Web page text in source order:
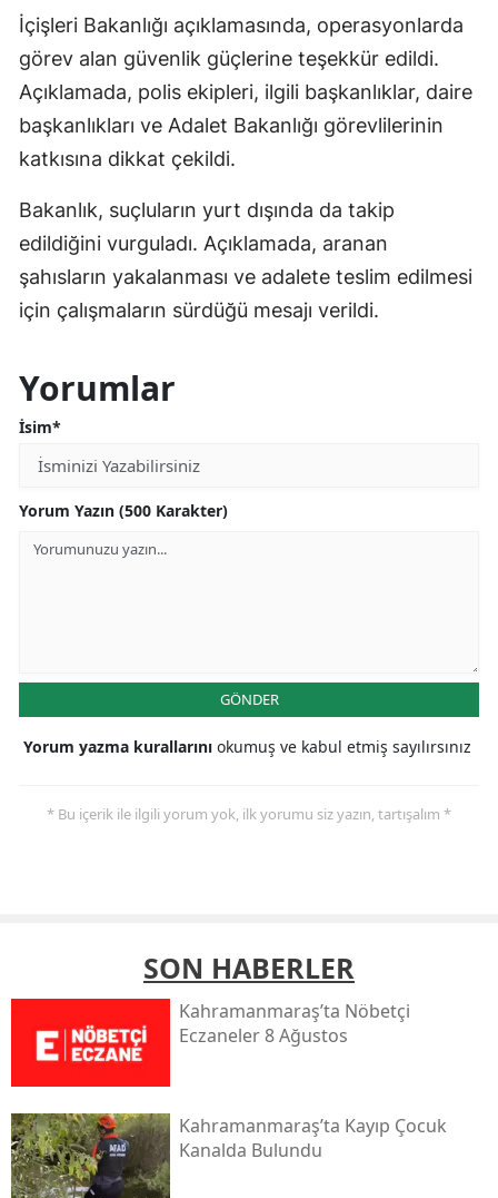
İçişleri Bakanlığı açıklamasında, operasyonlarda
görev alan güvenlik güçlerine teşekkür edildi.
Açıklamada, polis ekipleri, ilgili başkanlıklar, daire
başkanlıkları ve Adalet Bakanlığı görevlilerinin
katkısına dikkat çekildi.
Bakanlık, suçluların yurt dışında da takip
edildiğini vurguladı. Açıklamada, aranan
şahısların yakalanması ve adalete teslim edilmesi
için çalışmaların sürdüğü mesajı verildi.
Yorumlar
İsim*
Yorum Yazın (500 Karakter)
GÖNDER
Yorum yazma kurallarını okumuş ve kabul etmiş sayılırsınız
* Bu içerik ile ilgili yorum yok, ilk yorumu siz yazın, tartışalım *
SON HABERLER
Kahramanmaraş’ta Nöbetçi
Eczaneler 8 Ağustos
Kahramanmaraş’ta Kayıp Çocuk
Kanalda Bulundu